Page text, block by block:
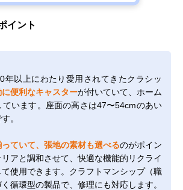
イント
年以上にわたり愛用されてきたクラシッ
に便利なキャスターが付いていて、ホーム
ています。座面の高さは47〜54cmのあい
。
ていて、張地の素材も選べるのがポイン
リアと調和させて、快適な機能的リクライ
使用できます。クラフトマンシップ（職
循環型の製品で、修理にも対応します。